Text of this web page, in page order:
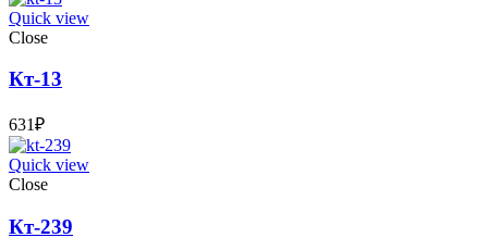
Quick view
Close
Кт-13
631₽
Quick view
Close
Кт-239